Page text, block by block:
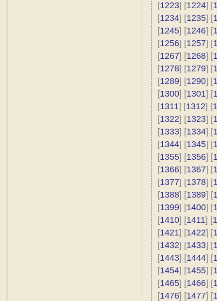
[1223] [1224] [
[1234] [1235] [
[1245] [1246] [
[1256] [1257] [
[1267] [1268] [
[1278] [1279] [
[1289] [1290] [
[1300] [1301] [
[1311] [1312] [
[1322] [1323] [
[1333] [1334] [
[1344] [1345] [
[1355] [1356] [
[1366] [1367] [
[1377] [1378] [
[1388] [1389] [
[1399] [1400] [
[1410] [1411] [
[1421] [1422] [
[1432] [1433] [
[1443] [1444] [
[1454] [1455] [
[1465] [1466] [
[1476] [1477] [